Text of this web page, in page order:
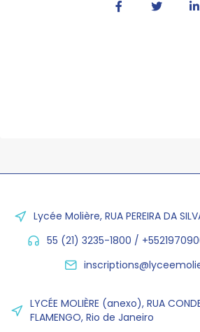
Lycée Molière, RUA PEREIRA DA
55 (21) 3235-1800 /
LYCÉE MOLIÈRE (anexo), RUA
FLAMENGO, Rio de Janeiro